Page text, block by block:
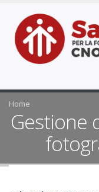
Home
Gestione